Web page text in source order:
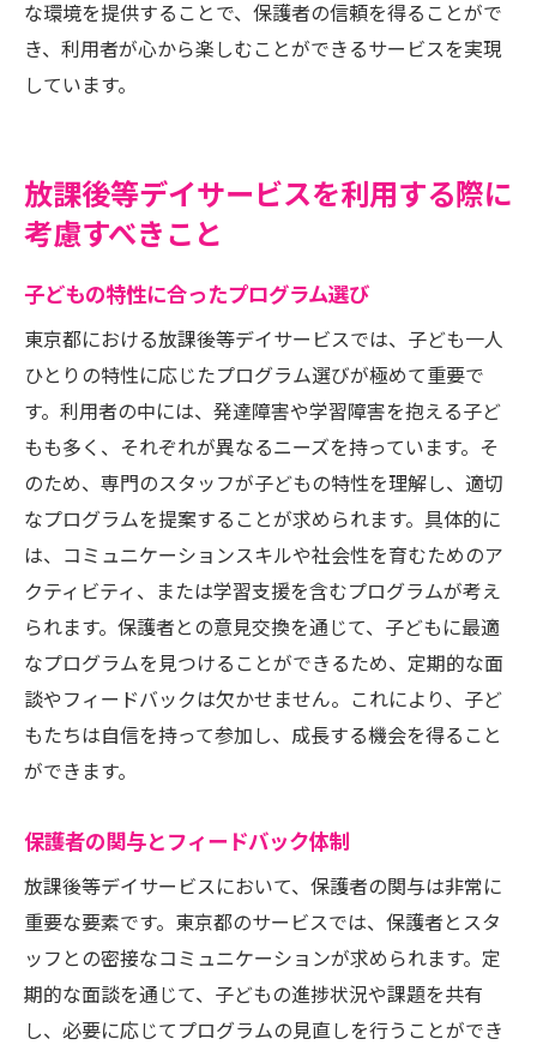
な環境を提供することで、保護者の信頼を得ることがで
き、利用者が心から楽しむことができるサービスを実現
しています。
放課後等デイサービスを利用する際に
考慮すべきこと
子どもの特性に合ったプログラム選び
東京都における放課後等デイサービスでは、子ども一人
ひとりの特性に応じたプログラム選びが極めて重要で
す。利用者の中には、発達障害や学習障害を抱える子ど
もも多く、それぞれが異なるニーズを持っています。そ
のため、専門のスタッフが子どもの特性を理解し、適切
なプログラムを提案することが求められます。具体的に
は、コミュニケーションスキルや社会性を育むためのア
クティビティ、または学習支援を含むプログラムが考え
られます。保護者との意見交換を通じて、子どもに最適
なプログラムを見つけることができるため、定期的な面
談やフィードバックは欠かせません。これにより、子ど
もたちは自信を持って参加し、成長する機会を得ること
ができます。
保護者の関与とフィードバック体制
放課後等デイサービスにおいて、保護者の関与は非常に
重要な要素です。東京都のサービスでは、保護者とスタ
ッフとの密接なコミュニケーションが求められます。定
期的な面談を通じて、子どもの進捗状況や課題を共有
し、必要に応じてプログラムの見直しを行うことができ